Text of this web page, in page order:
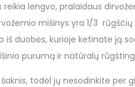
lengvo, pralaidaus
mišinys yra 1/3
iš duobės, kurioje ketinate ją
purumą ir natūralų
todėl jų nesodinkite per